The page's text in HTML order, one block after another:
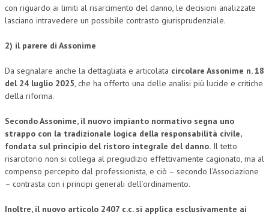
con riguardo ai limiti al risarcimento del danno, le decisioni analizzate
lasciano intravedere un possibile contrasto giurisprudenziale.
2) il parere di Assonime
Da segnalare anche la dettagliata e articolata circolare Assonime n. 18
del 24 luglio 2025, che ha offerto una delle analisi più lucide e critiche
della riforma.
Secondo Assonime, il nuovo impianto normativo segna uno
strappo con la tradizionale logica della responsabilità civile,
fondata sul principio del ristoro integrale del danno. Il tetto
risarcitorio non si collega al pregiudizio effettivamente cagionato, ma al
compenso percepito dal professionista, e ciò – secondo l’Associazione
– contrasta con i principi generali dell’ordinamento.
Inoltre, il nuovo articolo 2407 c.c. si applica esclusivamente ai